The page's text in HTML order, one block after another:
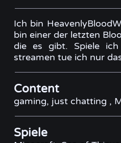
Ich bin
bin einer der letzten
die es gibt. Spiele
streamen tue ich nur
Content
gaming, just chatting ,
Spiele